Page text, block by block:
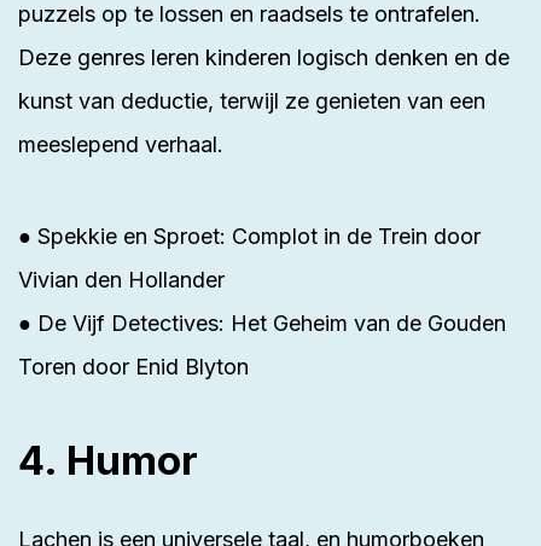
puzzels op te lossen en raadsels te ontrafelen.
Deze genres leren kinderen logisch denken en de
kunst van deductie, terwijl ze genieten van een
meeslepend verhaal.
● Spekkie en Sproet: Complot in de Trein door
Vivian den Hollander
● De Vijf Detectives: Het Geheim van de Gouden
Toren door Enid Blyton
4. Humor
Lachen is een universele taal, en humorboeken